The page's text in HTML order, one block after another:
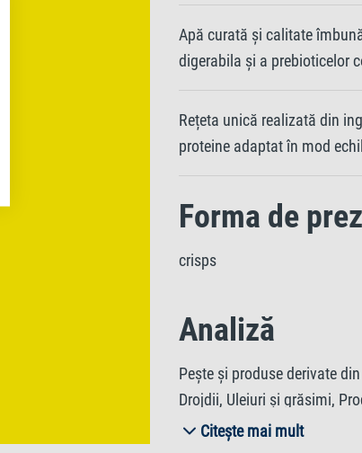
Apă curată și calitate
digerabila și a prebioticelor
Rețeta unică realizată din
proteine adaptat în mod
Forma de
crisps
Analiză
Peşte şi produse derivate
Drojdii, Uleiuri şi grăsimi,
crustacee, Alge, Substanţe
Citește mai mult